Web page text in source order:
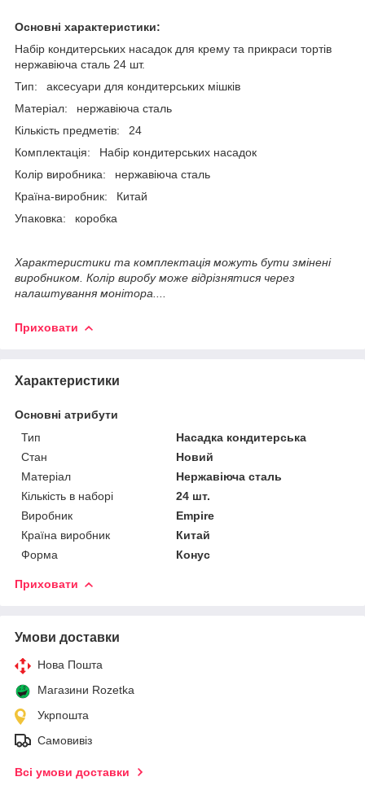
Основні характеристики:
Набір кондитерських насадок для крему та прикраси тортів
нержавіюча сталь 24 шт.
Тип: аксесуари для кондитерських мішків
Матеріал: нержавіюча сталь
Кількість предметів: 24
Комплектація: Набір кондитерських насадок
Колір виробника: нержавіюча сталь
Країна-виробник: Китай
Упаковка: коробка
Характеристики та комплектація можуть бути змінені
виробником. Колір виробу може відрізнятися через
налаштування монітора....
Приховати
Характеристики
Основні атрибути
Тип
Насадка кондитерська
Стан
Новий
Матеріал
Нержавіюча сталь
Кількість в наборі
24 шт.
Виробник
Empire
Країна виробник
Китай
Форма
Конус
Приховати
Умови доставки
Нова Пошта
Магазини Rozetka
Укрпошта
Самовивіз
Всі умови доставки